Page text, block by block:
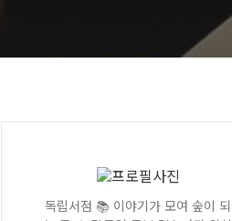
독립서점 📚 이야기가 모여 숲이 되